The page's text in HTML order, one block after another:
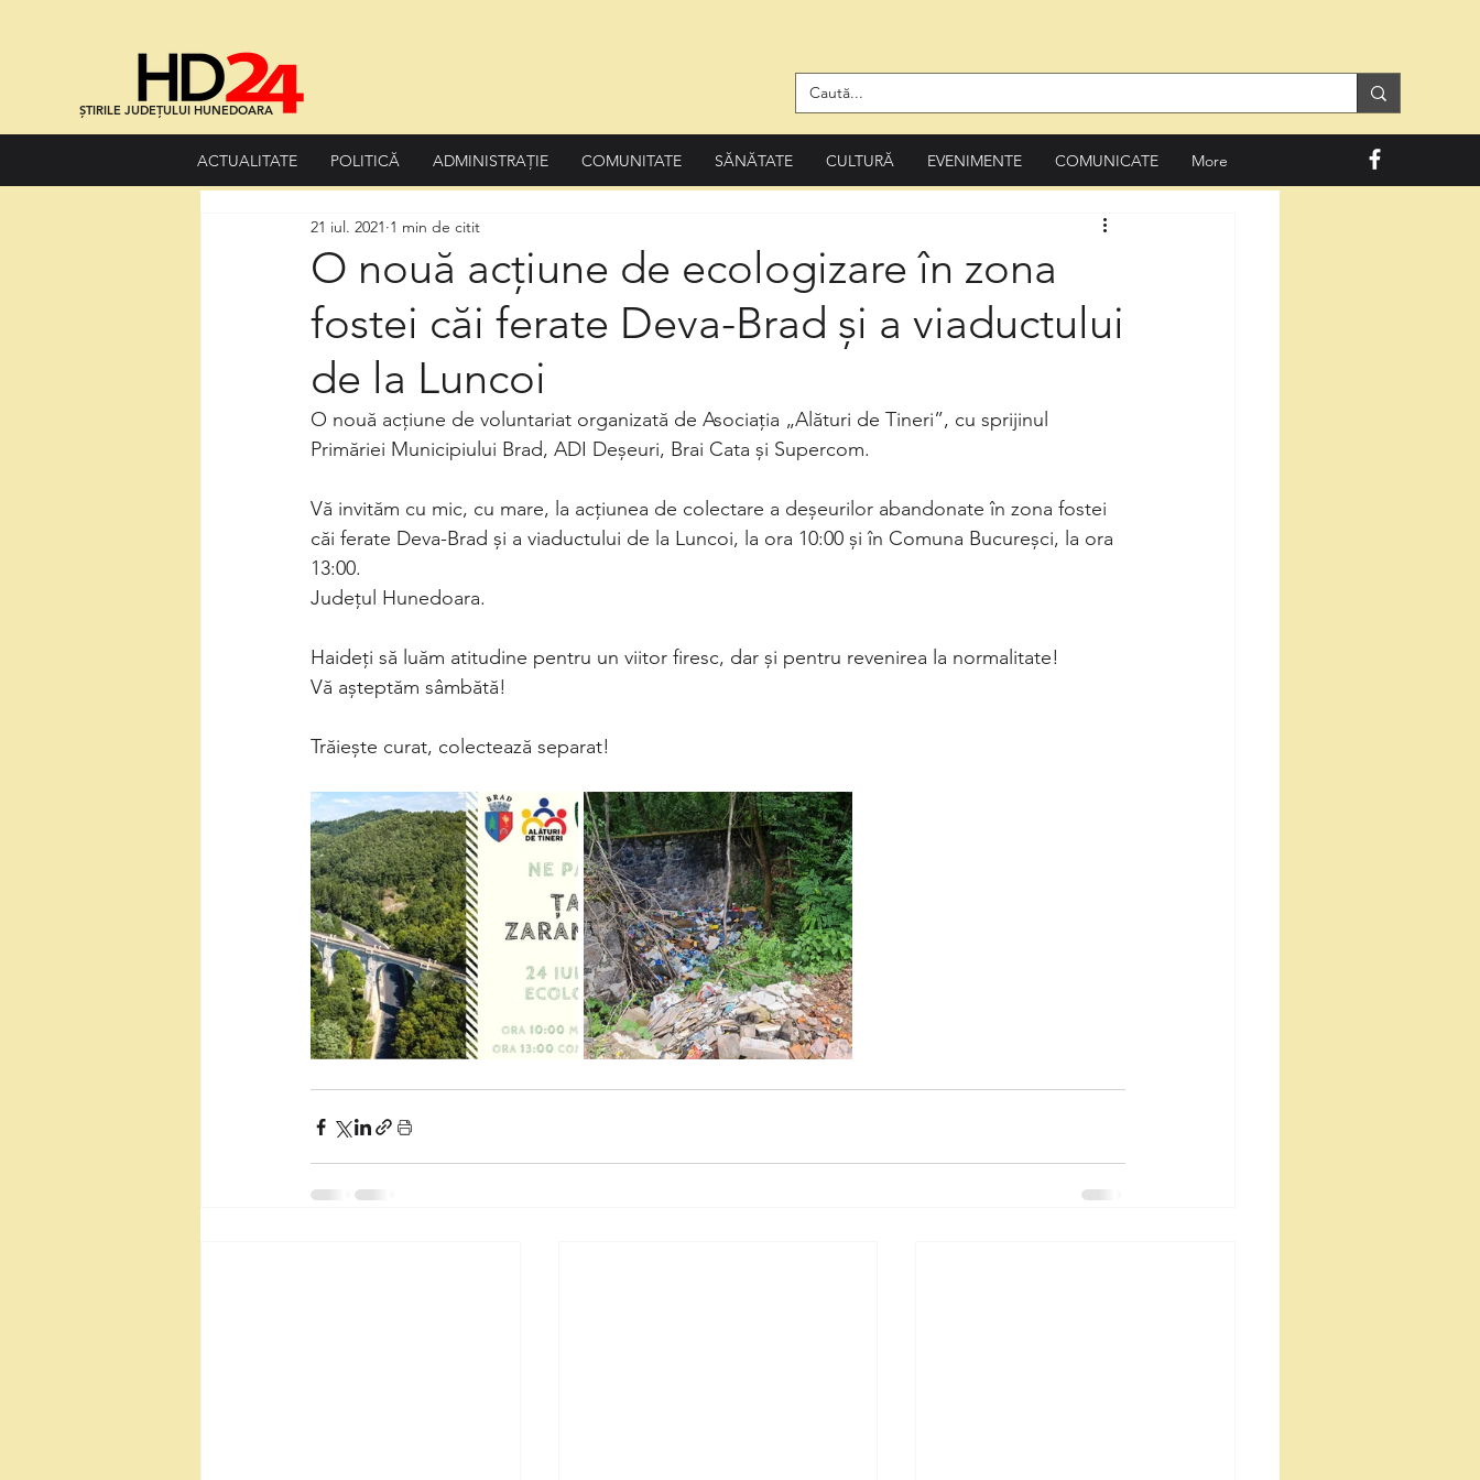
ȘTIRILE JUDEȚULUI HUNEDOARA
ACTUALITATE POLITICĂ ADMINISTRAȚIE COMUNITATE SĂNĂTATE CULTURĂ EVENIMENTE COMUNICATE More
O nouă acțiune de ecologizare în zona
fostei căi ferate Deva-Brad și a viaductului
de la Luncoi
21 iul. 2021 1 min de citit
O nouă acțiune de voluntariat organizată de Asociația „Alături de Tineri”, cu sprijinul
Primăriei Municipiului Brad, ADI Deșeuri, Brai Cata și Supercom.
Vă invităm cu mic, cu mare, la acțiunea de colectare a deșeurilor abandonate în zona fostei
căi ferate Deva-Brad și a viaductului de la Luncoi, la ora 10:00 și în Comuna Bucureșci, la ora
13:00.
Județul Hunedoara.
Haideți să luăm atitudine pentru un viitor firesc, dar și pentru revenirea la normalitate!
Vă așteptăm sâmbătă!
Trăiește curat, colectează separat!